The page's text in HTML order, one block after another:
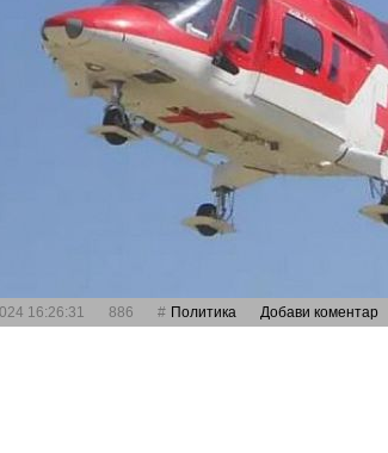
16:26:31 886 Политика Добави коментар